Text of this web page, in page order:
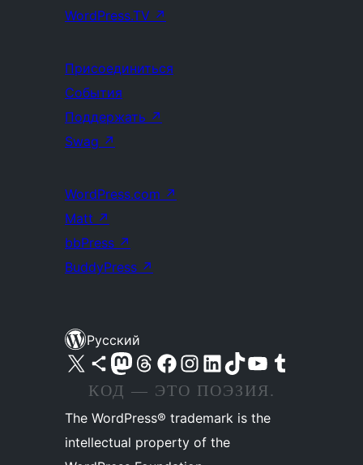
WordPress.TV ↗
Присоединиться
События
Поддержать ↗
Swag ↗
WordPress.com ↗
Matt ↗
bbPress ↗
BuddyPress ↗
Русский
Посетите нас в X (ранее Twitter)
Посетите нашу учётную запись в Bluesky
Посетите нашу ленту в Mastodon
Посетите нашу учётную запись в Threads
Посетите нашу страницу на Facebook
Посетите наш Instagram
Посетите нашу страницу в LinkedIn
Посетите нашу учётную запись в TikTok
Посетите наш канал YouTube
Посетите нашу учётную запись в Tumblr
КОД — ЭТО ПОЭЗИЯ.
The WordPress® trademark is the
intellectual property of the